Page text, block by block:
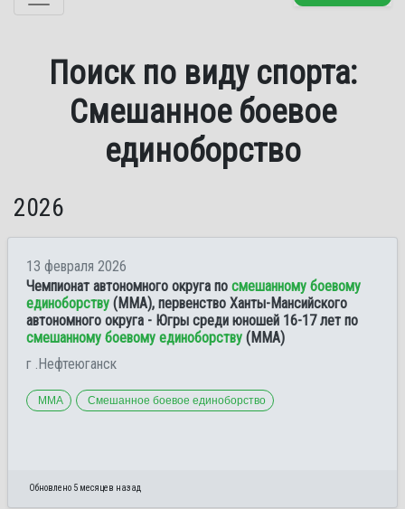
Поиск по виду спорта:
Смешанное боевое
единоборство
2026
13 февраля 2026
Чемпионат автономного округа по смешанному боевому
единоборству (ММА), первенство Ханты-Мансийского
автономного округа - Югры среди юношей 16-17 лет по
смешанному боевому единоборству (ММА)
г .Нефтеюганск
ММА Смешанное боевое единоборство
Обновлено 5 месяцев назад